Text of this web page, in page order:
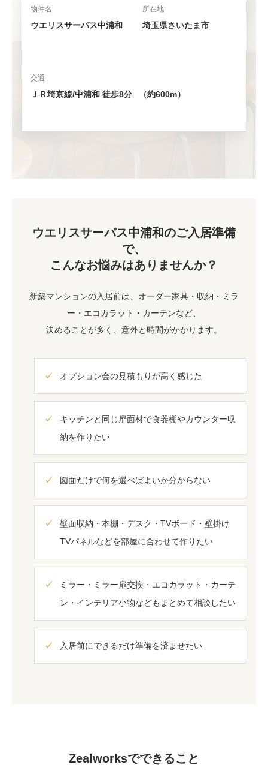
物件名
ウエリスサーパス中浦和
所在地
埼玉県さいたま市
交通
ＪＲ埼京線/中浦和 徒歩8分 （約600m）
ウエリスサーパス中浦和のご入居準備
で、
こんなお悩みはありませんか？
新築マンションの入居前は、オーダー家具・収納・ミラ
ー・エコカラット・カーテンなど、
決めることが多く、意外と時間がかかります。
オプション会の見積もりが高く感じた
キッチンと同じ扉面材で食器棚やカウンター収
納を作りたい
図面だけで何を選べばよいか分からない
壁面収納・本棚・デスク・TVボード・壁掛け
TVパネルなどを部屋に合わせて作りたい
ミラー・ミラー扉交換・エコカラット・カーテ
ン・インテリア小物などもまとめて相談したい
入居前にできるだけ準備を済ませたい
Zealworksでできること